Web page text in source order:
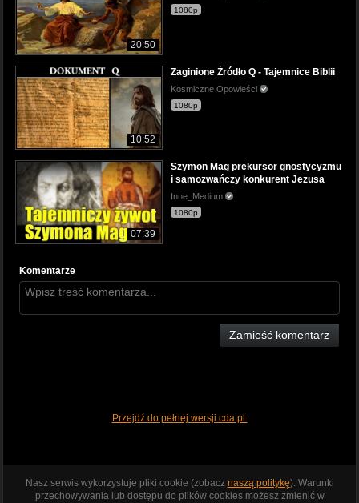
20:50
1080p
10:52
Zaginione Źródło Q - Tajemnice Biblii
Kosmiczne Opowieści
1080p
07:39
Szymon Mag prekursor gnostycyzmu
i samozwańczy konkurent Jezusa
Inne_Medium
1080p
Komentarze
Zamieść komentarz
Przejdź do pełnej wersji cda.pl
Nasz serwis wykorzystuje pliki cookie (zobacz naszą politykę). Warunki
przechowywania lub dostępu do plików cookies możesz zmienić w